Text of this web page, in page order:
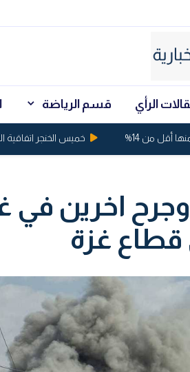
الرأي قسم الرياضة
من 14% خميس الخنجر اتفاقية
استشهاد 11 وجرح اخرين
قطاع غزة